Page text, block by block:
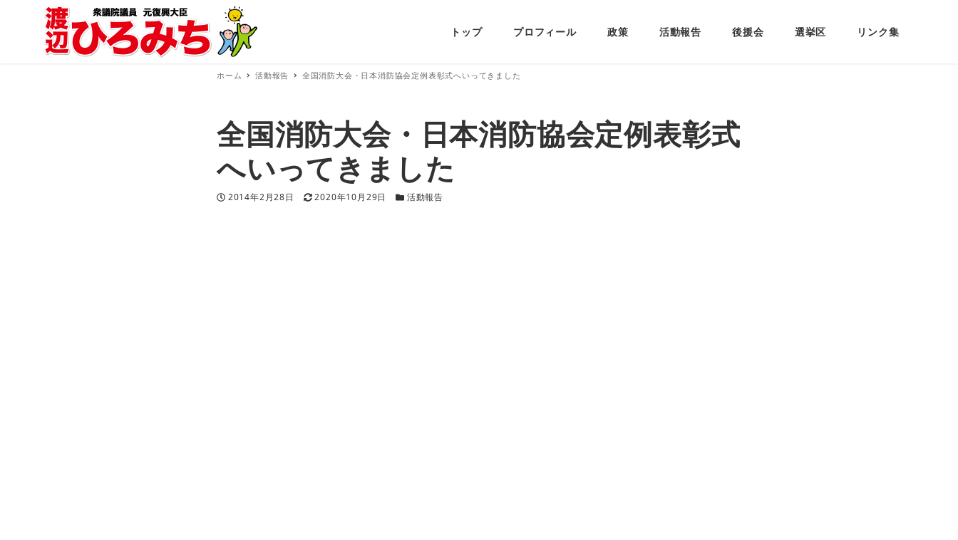
トップ プロフィール 政策 活動報告 後援会 選挙区 リンク集
ホーム 活動報告 全国消防大会・日本消防協会定例表彰式へいってきました
全国消防大会・日本消防協会定例表彰式
へいってきました
投稿日
2014年2月28日 更新日
2020年10月29日 カテゴリー
活動報告